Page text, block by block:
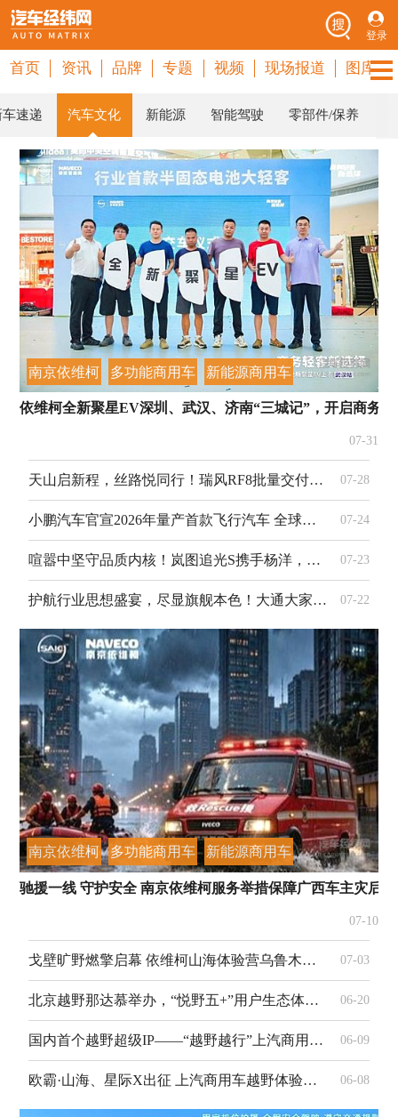
登录
首页 资讯 品牌 专题 视频 现场报道 图库
车速递 汽车文化 新能源 智能驾驶 零部件/保养
南京依维柯 多功能商用车 新能源商用车
依维柯全新聚星EV深圳、武汉、济南“三城记”，开启商务
07-31
天山启新程，丝路悦同行！瑞风RF8批量交付飞猪旅行 07-28
小鹏汽车官宣2026年量产首款飞行汽车 全球订单突破7000台 07-24
喧嚣中坚守品质内核！岚图追光S携手杨洋，诠释真正的长期主义 07-23
护航行业思想盛宴，尽显旗舰本色！大通大家9超混以五星品质服务2026中国汽车论坛 07-22
南京依维柯 多功能商用车 新能源商用车
驰援一线 守护安全 南京依维柯服务举措保障广西车主灾后
07-10
戈壁旷野燃擎启幕 依维柯山海体验营乌鲁木齐试炼硬核越野性能 07-03
北京越野那达慕举办，“悦野五+”用户生态体系打造“越野全家桶” 06-20
国内首个越野超级IP——“越野越行”上汽商用车越野体验营夏季站启动 06-09
欧霸·山海、星际X出征 上汽商用车越野体验营即将热血开营 06-08